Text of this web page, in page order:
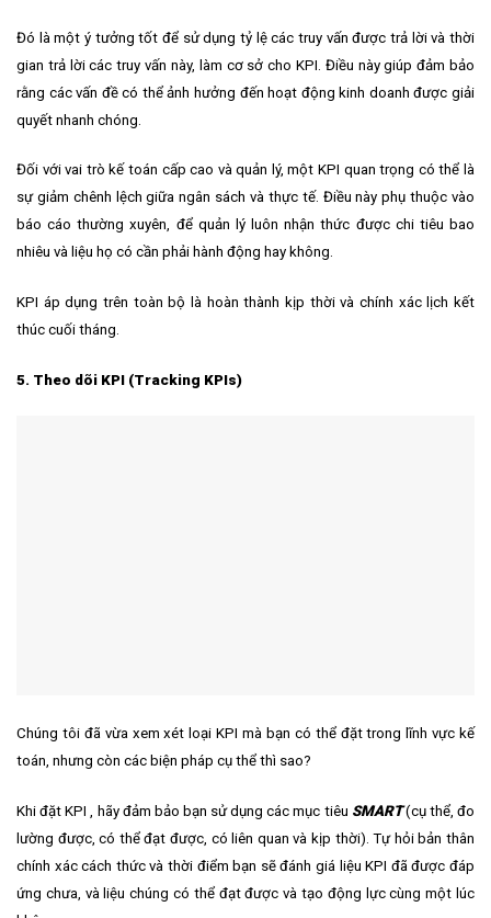
Đó là một ý tưởng tốt để sử dụng tỷ lệ các truy vấn được trả lời và thời
gian trả lời các truy vấn này, làm cơ sở cho KPI. Điều này giúp đảm bảo
rằng các vấn đề có thể ảnh hưởng đến hoạt động kinh doanh được giải
quyết nhanh chóng.
Đối với vai trò kế toán cấp cao và quản lý, một KPI quan trọng có thể là
sự giảm chênh lệch giữa ngân sách và thực tế. Điều này phụ thuộc vào
báo cáo thường xuyên, để quản lý luôn nhận thức được chi tiêu bao
nhiêu và liệu họ có cần phải hành động hay không.
KPI áp dụng trên toàn bộ là hoàn thành kịp thời và chính xác lịch kết
thúc cuối tháng.
5. Theo dõi KPI (Tracking KPIs)
Chúng tôi đã vừa xem xét loại KPI mà bạn có thể đặt trong lĩnh vực kế
toán, nhưng còn các biện pháp cụ thể thì sao?
Khi đặt KPI , hãy đảm bảo bạn sử dụng các mục tiêu SMART(cụ thể, đo
lường được, có thể đạt được, có liên quan và kịp thời). Tự hỏi bản thân
chính xác cách thức và thời điểm bạn sẽ đánh giá liệu KPI đã được đáp
ứng chưa, và liệu chúng có thể đạt được và tạo động lực cùng một lúc